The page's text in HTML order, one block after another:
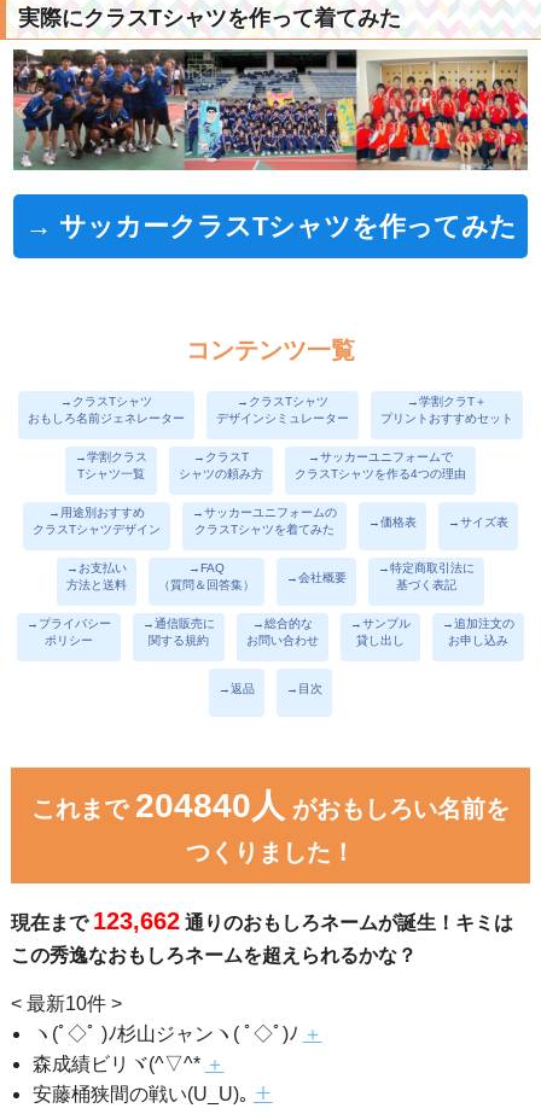
実際にクラスTシャツを作って着てみた
→ サッカークラスTシャツを作ってみた
コンテンツ一覧
→クラスTシャツ
おもしろ名前ジェネレーター
→クラスTシャツ
デザインシミュレーター
→学割クラT＋
プリントおすすめセット
→学割クラス
Tシャツ一覧
→クラスT
シャツの頼み方
→サッカーユニフォームで
クラスTシャツを作る4つの理由
→用途別おすすめ
クラスTシャツデザイン
→サッカーユニフォームの
クラスTシャツを着てみた
→価格表 →サイズ表
→お支払い
方法と送料
→FAQ
（質問＆回答集）
→会社概要
→特定商取引法に
基づく表記
→プライバシー
ポリシー
→通信販売に
関する規約
→総合的な
お問い合わせ
→サンプル
貸し出し
→追加注文の
お申し込み
→返品 →目次
これまで 204840人 がおもしろい名前を
つくりました！
現在まで 123,662通りのおもしろネームが誕生！キミは
この秀逸なおもしろネームを超えられるかな？
< 最新10件 >
ヽ(ﾟ◇ﾟ )ﾉ杉山ジャンヽ( ﾟ◇ﾟ)ﾉ ＋
森成績ビリヾ(^▽^* ＋
安藤桶狭間の戦い(U_U)｡ ＋